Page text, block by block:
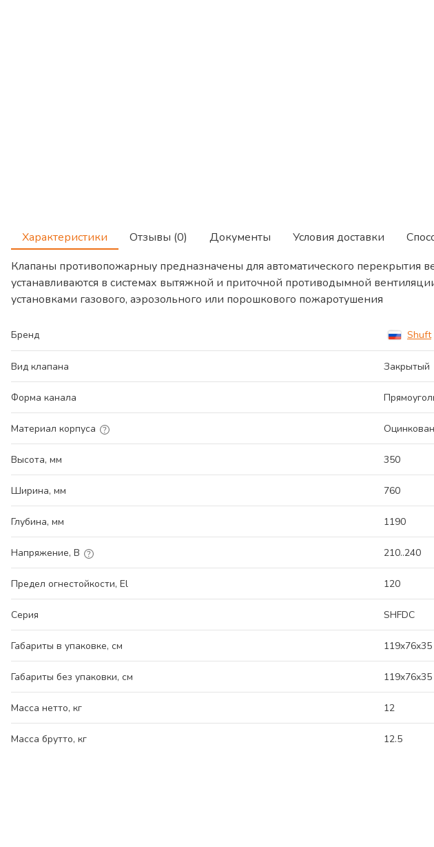
Характеристики Отзывы (0) Документы Условия доставки
Клапаны противопожарныу предназначены для автоматического
устанавливаются в системах вытяжной и приточной противодымной
установками газового, аэрозольного или порошкового пожаротушения
Бренд Shuft
Вид клапана Закрытый
Форма канала
Материал корпуса
Высота, мм 350
Ширина, мм 760
Глубина, мм 1190
Напряжение, В 210..240
Предел огнестойкости, El 120
Серия SHFDC
Габариты в упаковке, см 119x76x35
Габариты без упаковки, см 119x76x35
Масса нетто, кг 12
Масса брутто, кг 12.5